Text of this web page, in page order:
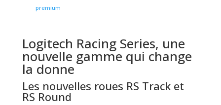
premium
Logitech Racing Series, une
nouvelle gamme qui change
la donne
Les nouvelles roues RS Track et
RS Round